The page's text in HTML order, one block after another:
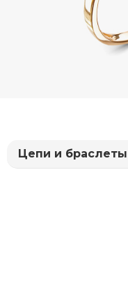
Цепи и браслеты